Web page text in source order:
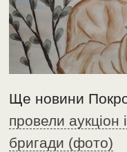
Ще новини
провели аукціон
бригади (фото)